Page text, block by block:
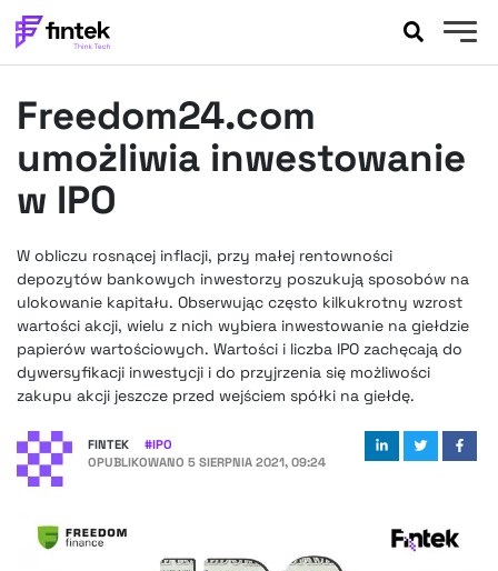
BANKOWOŚĆ
FELIETONY
WYWIADY
PODCASTY
FINTEKEXTRA
OKIEM EKSPERTA
Freedom24.com
umożliwia inwestowanie
w IPO
W obliczu rosnącej inflacji, przy małej rentowności
depozytów bankowych inwestorzy poszukują sposobów na
ulokowanie kapitału. Obserwując często kilkukrotny wzrost
wartości akcji, wielu z nich wybiera inwestowanie na giełdzie
papierów wartościowych. Wartości i liczba IPO zachęcają do
dywersyfikacji inwestycji i do przyjrzenia się możliwości
zakupu akcji jeszcze przed wejściem spółki na giełdę.
FINTEK #IPO
OPUBLIKOWANO 5 SIERPNIA 2021, 09:24